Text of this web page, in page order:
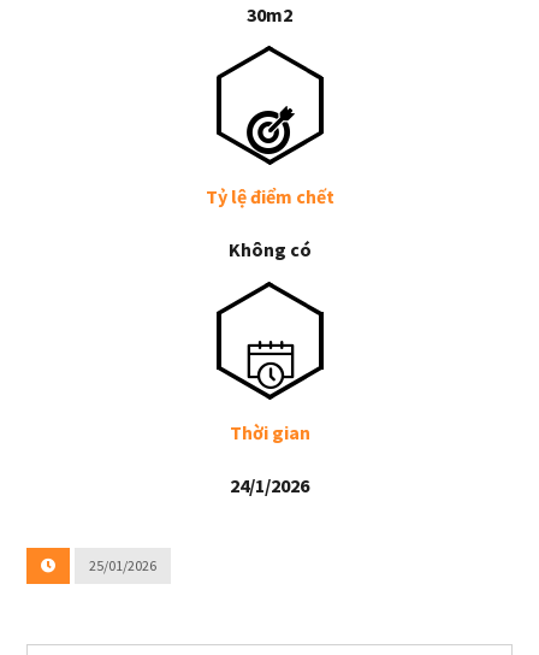
30m2
Tỷ lệ điểm chết
Không có
Thời gian
24/1/2026
25/01/2026